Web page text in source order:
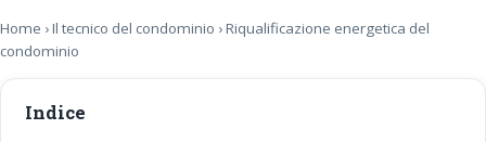
Home ›Il tecnico del condominio › Riqualificazione energetica del
condominio
Indice